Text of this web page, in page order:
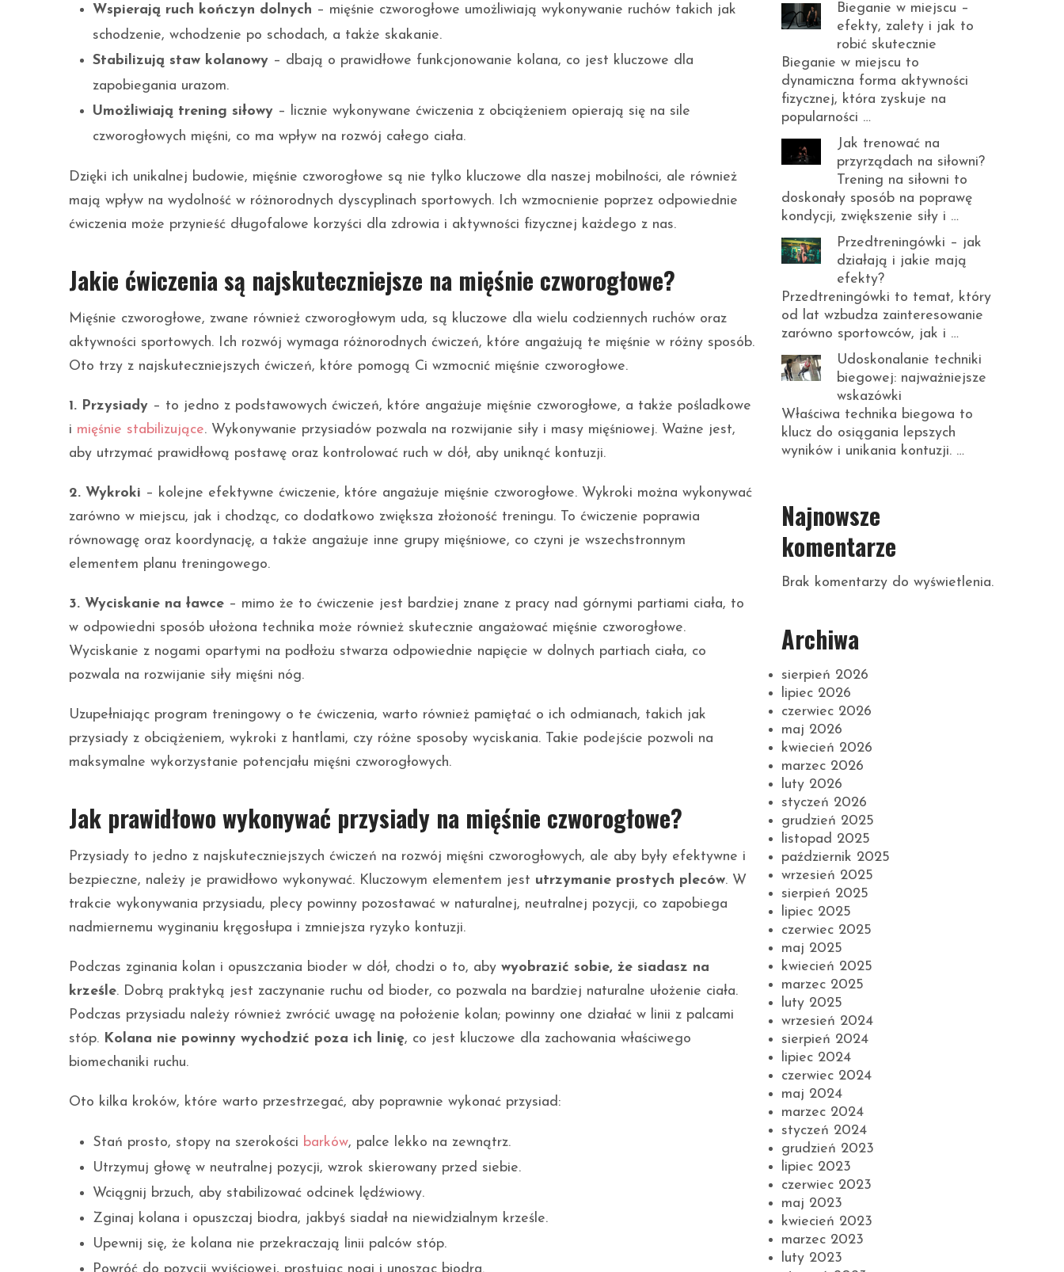
Wspierają ruch kończyn dolnych – mięśnie czworogłowe umożliwiają wykonywanie ruchów takich jak
schodzenie, wchodzenie po schodach, a także skakanie.
Stabilizują staw kolanowy – dbają o prawidłowe funkcjonowanie kolana, co jest kluczowe dla
zapobiegania urazom.
Umożliwiają trening siłowy – licznie wykonywane ćwiczenia z obciążeniem opierają się na sile
czworogłowych mięśni, co ma wpływ na rozwój całego ciała.
Dzięki ich unikalnej budowie, mięśnie czworogłowe są nie tylko kluczowe dla naszej mobilności, ale również
mają wpływ na wydolność w różnorodnych dyscyplinach sportowych. Ich wzmocnienie poprzez odpowiednie
ćwiczenia może przynieść długofalowe korzyści dla zdrowia i aktywności fizycznej każdego z nas.
Jakie ćwiczenia są najskuteczniejsze na mięśnie czworogłowe?
Mięśnie czworogłowe, zwane również czworogłowym uda, są kluczowe dla wielu codziennych ruchów oraz
aktywności sportowych. Ich rozwój wymaga różnorodnych ćwiczeń, które angażują te mięśnie w różny sposób.
Oto trzy z najskuteczniejszych ćwiczeń, które pomogą Ci wzmocnić mięśnie czworogłowe.
1. Przysiady – to jedno z podstawowych ćwiczeń, które angażuje mięśnie czworogłowe, a także pośladkowe
i mięśnie stabilizujące. Wykonywanie przysiadów pozwala na rozwijanie siły i masy mięśniowej. Ważne jest,
aby utrzymać prawidłową postawę oraz kontrolować ruch w dół, aby uniknąć kontuzji.
2. Wykroki – kolejne efektywne ćwiczenie, które angażuje mięśnie czworogłowe. Wykroki można wykonywać
zarówno w miejscu, jak i chodząc, co dodatkowo zwiększa złożoność treningu. To ćwiczenie poprawia
równowagę oraz koordynację, a także angażuje inne grupy mięśniowe, co czyni je wszechstronnym
elementem planu treningowego.
3. Wyciskanie na ławce – mimo że to ćwiczenie jest bardziej znane z pracy nad górnymi partiami ciała, to
w odpowiedni sposób ułożona technika może również skutecznie angażować mięśnie czworogłowe.
Wyciskanie z nogami opartymi na podłożu stwarza odpowiednie napięcie w dolnych partiach ciała, co
pozwala na rozwijanie siły mięśni nóg.
Uzupełniając program treningowy o te ćwiczenia, warto również pamiętać o ich odmianach, takich jak
przysiady z obciążeniem, wykroki z hantlami, czy różne sposoby wyciskania. Takie podejście pozwoli na
maksymalne wykorzystanie potencjału mięśni czworogłowych.
Jak prawidłowo wykonywać przysiady na mięśnie czworogłowe?
Przysiady to jedno z najskuteczniejszych ćwiczeń na rozwój mięśni czworogłowych, ale aby były efektywne i
bezpieczne, należy je prawidłowo wykonywać. Kluczowym elementem jest utrzymanie prostych pleców. W
trakcie wykonywania przysiadu, plecy powinny pozostawać w naturalnej, neutralnej pozycji, co zapobiega
nadmiernemu wyginaniu kręgosłupa i zmniejsza ryzyko kontuzji.
Podczas zginania kolan i opuszczania bioder w dół, chodzi o to, aby wyobrazić sobie, że siadasz na
krześle. Dobrą praktyką jest zaczynanie ruchu od bioder, co pozwala na bardziej naturalne ułożenie ciała.
Podczas przysiadu należy również zwrócić uwagę na położenie kolan; powinny one działać w linii z palcami
stóp. Kolana nie powinny wychodzić poza ich linię, co jest kluczowe dla zachowania właściwego
biomechaniki ruchu.
Oto kilka kroków, które warto przestrzegać, aby poprawnie wykonać przysiad:
Stań prosto, stopy na szerokości barków, palce lekko na zewnątrz.
Utrzymuj głowę w neutralnej pozycji, wzrok skierowany przed siebie.
Wciągnij brzuch, aby stabilizować odcinek lędźwiowy.
Zginaj kolana i opuszczaj biodra, jakbyś siadał na niewidzialnym krześle.
Upewnij się, że kolana nie przekraczają linii palców stóp.
Bieganie w miejscu –
efekty, zalety i jak to
robić skutecznie
Bieganie w miejscu to
dynamiczna forma aktywności
fizycznej, która zyskuje na
popularności …
Jak trenować na
przyrządach na siłowni?
Trening na siłowni to
doskonały sposób na poprawę
kondycji, zwiększenie siły i …
Przedtreningówki – jak
działają i jakie mają
efekty?
Przedtreningówki to temat, który
od lat wzbudza zainteresowanie
zarówno sportowców, jak i …
Udoskonalanie techniki
biegowej: najważniejsze
wskazówki
Właściwa technika biegowa to
klucz do osiągania lepszych
wyników i unikania kontuzji. …
Najnowsze
komentarze
Brak komentarzy do wyświetlenia.
Archiwa
sierpień 2026
lipiec 2026
czerwiec 2026
maj 2026
kwiecień 2026
marzec 2026
luty 2026
styczeń 2026
grudzień 2025
listopad 2025
październik 2025
wrzesień 2025
sierpień 2025
lipiec 2025
czerwiec 2025
maj 2025
kwiecień 2025
marzec 2025
luty 2025
wrzesień 2024
sierpień 2024
lipiec 2024
czerwiec 2024
maj 2024
marzec 2024
styczeń 2024
grudzień 2023
lipiec 2023
czerwiec 2023
maj 2023
kwiecień 2023
marzec 2023
luty 2023